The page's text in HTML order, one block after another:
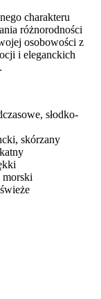
charakteru
różnorodności
osobowości z
i eleganckich
słodko-
skórzany
morski